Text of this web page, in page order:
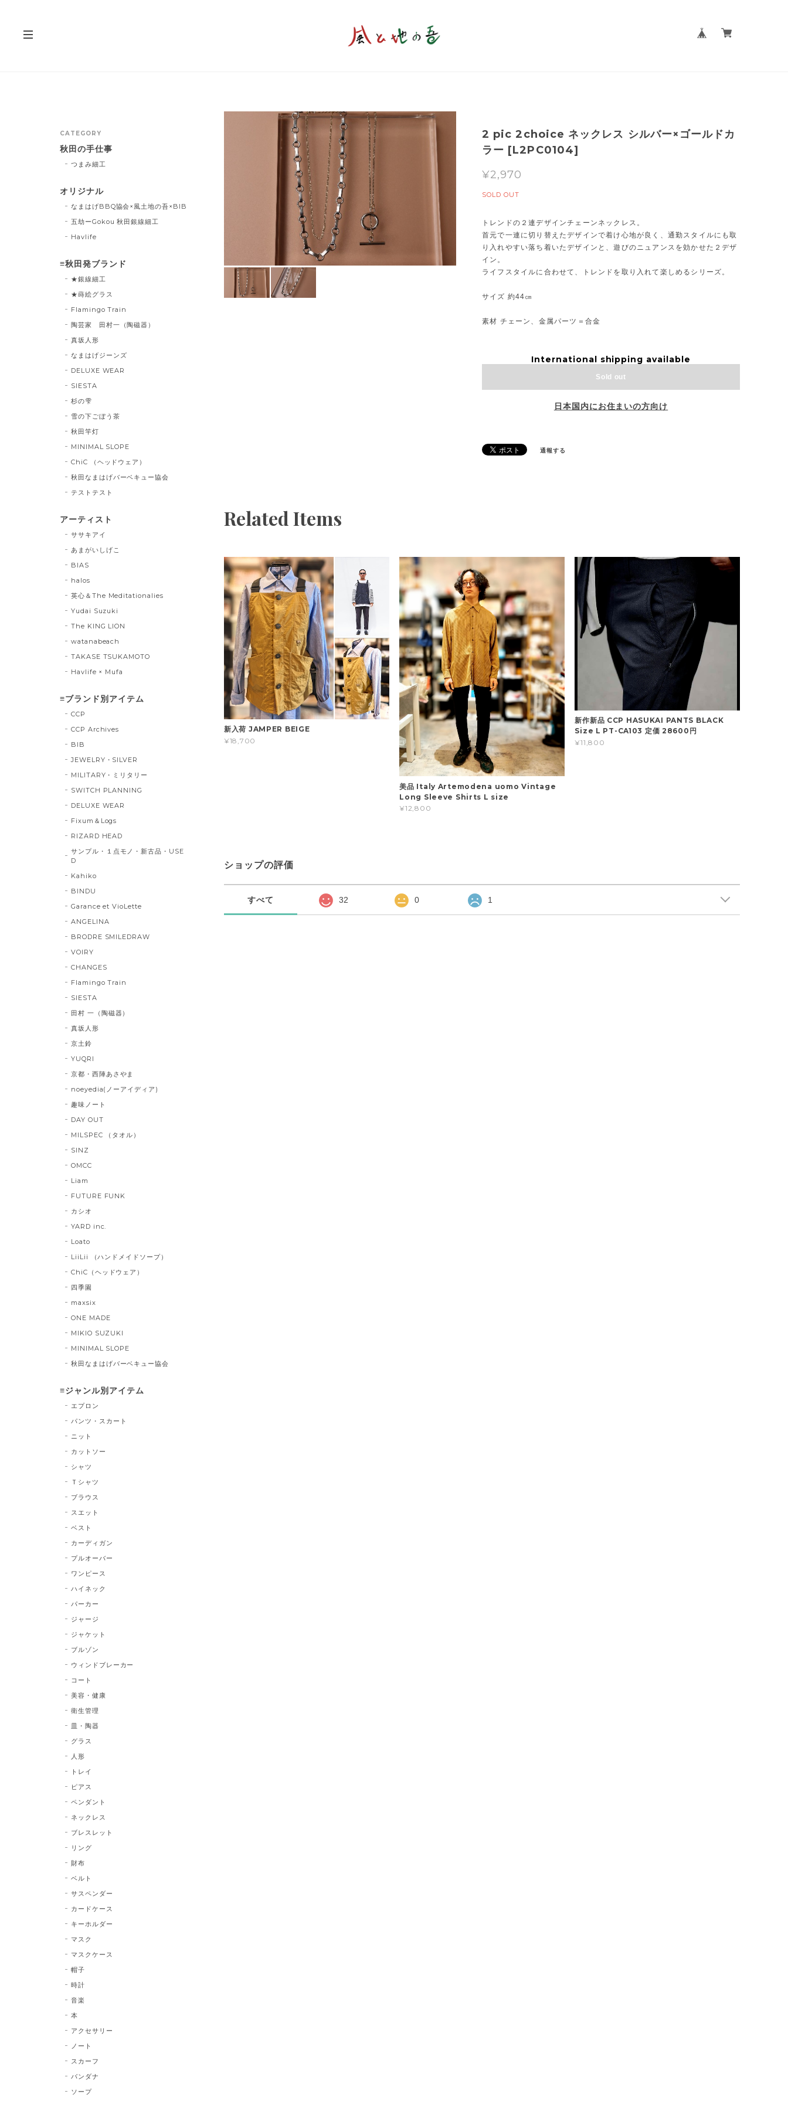
2 pic 2choice ネックレス シルバー×ゴールドカ
ラー [L2PC0104]
¥2,970
SOLD OUT
トレンドの２連デザインチェーンネックレス。
首元で一連に切り替えたデザインで着け心地が良く、通勤スタイルにも取
り入れやすい落ち着いたデザインと、遊びのニュアンスを効かせた２デザ
イン。
ライフスタイルに合わせて、トレンドを取り入れて楽しめるシリーズ。
サイズ 約44㎝
素材 チェーン、金属パーツ＝合金
International shipping available
Sold out
日本国内にお住まいの方向け
通報する
Related Items
新入荷 JAMPER BEIGE
¥18,700
美品 Italy Artemodena uomo Vintage
Long Sleeve Shirts L size
¥12,800
新作新品 CCP HASUKAI PANTS BLACK
Size L PT-CA103 定価 28600円
¥11,800
ショップの評価
すべて 32 0 1
CATEGORY
秋田の手仕事
つまみ細工
オリジナル
なまはげBBQ協会×風土地の吾×BIB
五劫ーGokou 秋田銀線細工
Havlife
≡秋田発ブランド
★銀線細工
★蒔絵グラス
Flamingo Train
陶芸家 田村一（陶磁器）
真坂人形
なまはげジーンズ
DELUXE WEAR
SIESTA
杉の雫
雪の下ごぼう茶
秋田竿灯
MINIMAL SLOPE
ChiC （ヘッドウェア）
秋田なまはげバーベキュー協会
テストテスト
アーティスト
ササキアイ
あまがいしげこ
BIAS
halos
英心＆The Meditationalies
Yudai Suzuki
The KING LION
watanabeach
TAKASE TSUKAMOTO
Havlife × Mufa
≡ブランド別アイテム
CCP
CCP Archives
BIB
JEWELRY・SILVER
MILITARY・ミリタリー
SWITCH PLANNING
DELUXE WEAR
Fixum＆Logs
RIZARD HEAD
サンプル・１点モノ・新古品・USE
D
Kahiko
BINDU
Garance et VioLette
ANGELINA
BRODRE SMILEDRAW
VOIRY
CHANGES
Flamingo Train
SIESTA
田村 一（陶磁器）
真坂人形
京土鈴
YUQRI
京都・西陣あさやま
noeyedia(ノーアイディア)
趣味ノート
DAY OUT
MILSPEC （タオル）
SINZ
OMCC
Liam
FUTURE FUNK
カシオ
YARD inc.
Loato
LiiLii （ハンドメイドソープ）
ChiC（ヘッドウェア）
四季園
maxsix
ONE MADE
MIKIO SUZUKI
MINIMAL SLOPE
秋田なまはげバーベキュー協会
≡ジャンル別アイテム
エプロン
パンツ・スカート
ニット
カットソー
シャツ
Ｔシャツ
ブラウス
スエット
ベスト
カーディガン
プルオーバー
ワンピース
ハイネック
パーカー
ジャージ
ジャケット
ブルゾン
ウィンドブレーカー
コート
美容・健康
衛生管理
皿・陶器
グラス
人形
トレイ
ピアス
ペンダント
ネックレス
ブレスレット
リング
財布
ベルト
サスペンダー
カードケース
キーホルダー
マスク
マスクケース
帽子
時計
音楽
本
アクセサリー
ノート
スカーフ
バンダナ
ソープ